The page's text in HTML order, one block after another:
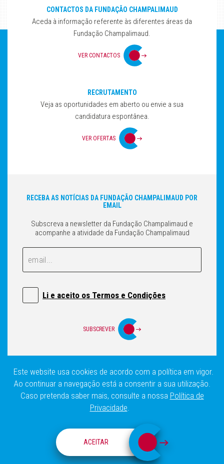
CONTACTOS DA FUNDAÇÃO CHAMPALIMAUD
Aceda à informação referente às diferentes áreas da
Fundação Champalimaud.
VER CONTACTOS
RECRUTAMENTO
Veja as oportunidades em aberto ou envie a sua
candidatura espontânea.
VER OFERTAS
RECEBA AS NOTÍCIAS DA FUNDAÇÃO CHAMPALIMAUD POR
EMAIL
Subscreva a newsletter da Fundação Champalimaud e
acompanhe a atividade da Fundação Champalimaud
Email
Li e aceito os Termos e Condições
SUBSCREVER
Fundação Champalimaud © 2020 Todos os direitos reservados.
Mapa do Site
Este website usa cookies de acordo com a política em vigor.
Ao continuar a navegação está a consentir a sua utilização.
Caso pretenda saber mais, consulte a nossa Política de
Privacidade.
ACEITAR